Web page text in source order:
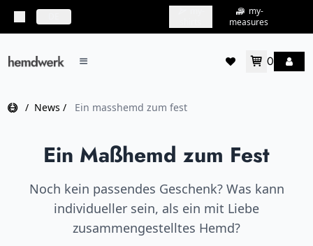
my-
measures
mainMenu.menu 0
Home
/ News / Ein masshemd zum fest
Ein Maßhemd zum Fest
Noch kein passendes Geschenk? Was kann
individueller sein, als ein mit Liebe
zusammengestelltes Hemd?